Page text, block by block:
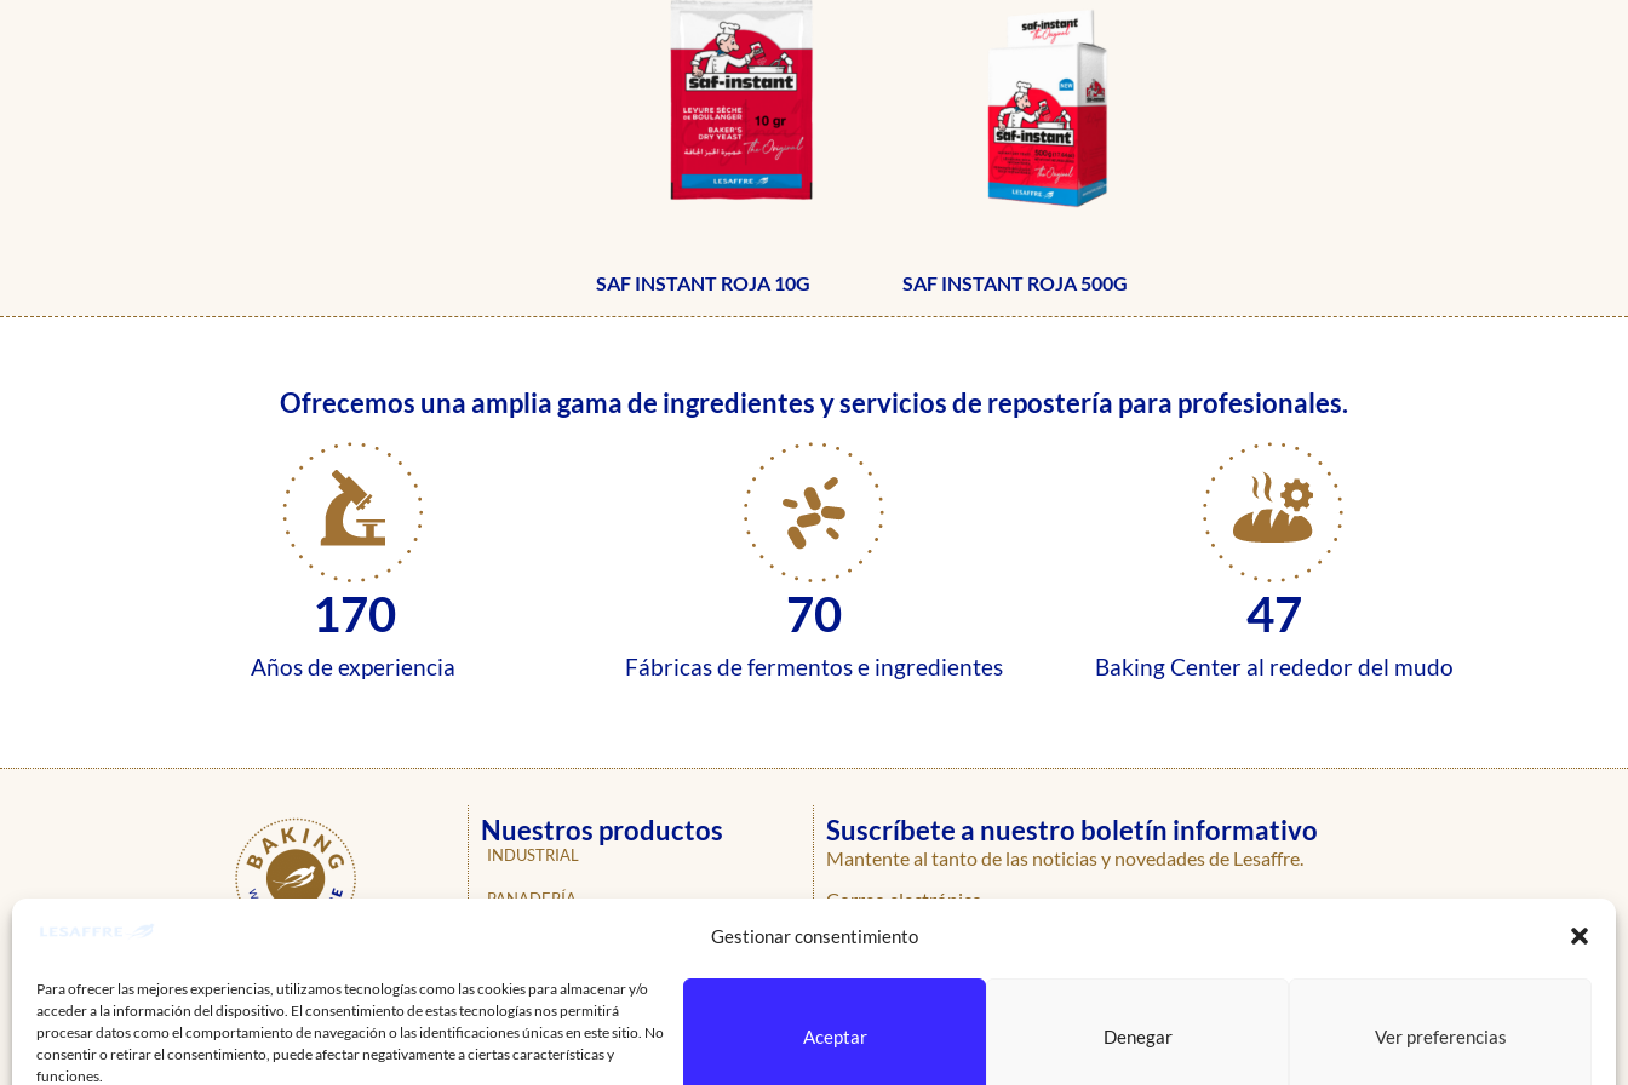
Gestionar consentimiento
Para ofrecer las mejores experiencias, utilizamos tecnologías como las cookies para almacenar y/o
acceder a la información del dispositivo. El consentimiento de estas tecnologías nos permitirá
procesar datos como el comportamiento de navegación o las identificaciones únicas en este sitio. No
consentir o retirar el consentimiento, puede afectar negativamente a ciertas características y
funciones.
Aceptar Denegar Ver preferencias
SAF INSTANT ROJA 10G SAF INSTANT ROJA 500G
Ofrecemos una amplia gama de ingredientes y servicios de repostería para profesionales.
Años de experiencia
170
Fábricas de fermentos e ingredientes
70
Baking Center al rededor del mudo
47
Nuestros productos
INDUSTRIAL
PANADERÍA
NOSOTROS
NOTICIAS
Suscríbete a nuestro boletín informativo
Mantente al tanto de las noticias y novedades de Lesaffre.
Correo electrónico